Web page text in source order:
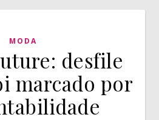
MODA
desfile
marcado por